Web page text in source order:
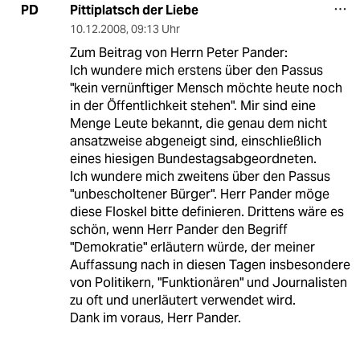
PD Pittiplatsch der Liebe
10.12.2008, 09:13 Uhr
Zum Beitrag von Herrn Peter Pander:
Ich wundere mich erstens über den Passus
"kein vernünftiger Mensch möchte heute noch
in der Öffentlichkeit stehen". Mir sind eine
Menge Leute bekannt, die genau dem nicht
ansatzweise abgeneigt sind, einschließlich
eines hiesigen Bundestagsabgeordneten.
Ich wundere mich zweitens über den Passus
"unbescholtener Bürger". Herr Pander möge
diese Floskel bitte definieren. Drittens wäre es
schön, wenn Herr Pander den Begriff
"Demokratie" erläutern würde, der meiner
Auffassung nach in diesen Tagen insbesondere
von Politikern, "Funktionären" und Journalisten
zu oft und unerläutert verwendet wird.
Dank im voraus, Herr Pander.